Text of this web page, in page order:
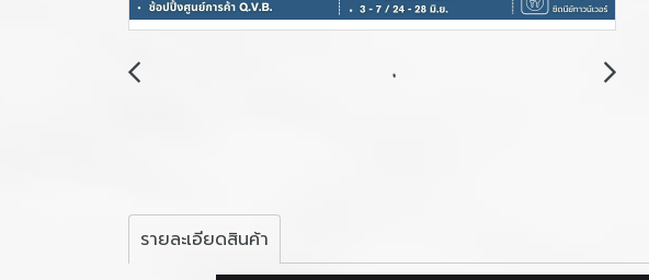
รายละเอียดสินค้า